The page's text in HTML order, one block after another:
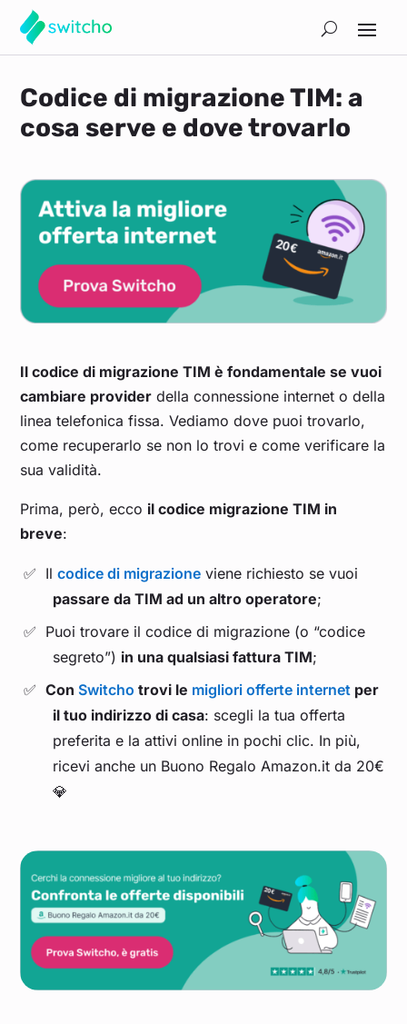
Codice di migrazione TIM: a
cosa serve e dove trovarlo
Il codice di migrazione TIM è fondamentale se vuoi
cambiare provider della connessione internet o della
linea telefonica fissa. Vediamo dove puoi trovarlo,
come recuperarlo se non lo trovi e come verificare la
sua validità.
Prima, però, ecco il codice migrazione TIM in
breve:
Il codice di migrazione viene richiesto se vuoi
passare da TIM ad un altro operatore;
Puoi trovare il codice di migrazione (o “codice
segreto”) in una qualsiasi fattura TIM;
Con Switcho trovi le migliori offerte internet per
il tuo indirizzo di casa: scegli la tua offerta
preferita e la attivi online in pochi clic. In più,
ricevi anche un Buono Regalo Amazon.it da 20€
💎